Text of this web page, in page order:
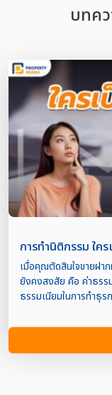
บทคว
การทำนิติกรรม ใค
เมื่อคุณตัดสินใจขายฝา
ยังคงสงสัย คือ ค่าธรร
ธรรมเนียมในการทำธุ
การเข้าถึงแหล่งเงินทุ
ผู้รับซื้อฝาก(นักลงทุน)
ที่กรรมสิทธิ์จะตกเป็นข
วงเงินที่ตกลงกัน โดย